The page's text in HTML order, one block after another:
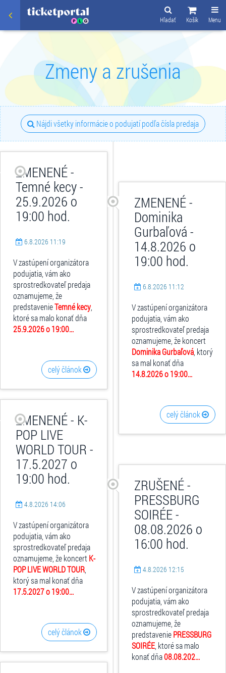
Menu
Košík
Hľadať
Zmeny a zrušenia
Nájdi všetky informácie o podujatí podľa čísla predaja
ZMENENÉ -
Temné kecy -
25.9.2026 o
19:00 hod.
6.8.2026 11:19
V zastúpení organizátora
podujatia, vám ako
sprostredkovateľ predaja
oznamujeme, že
predstavenieTemné kecy
ktoré sa malo konať dňa
25.9.2026 o 19:00...
celý článok
ZMENENÉ -
Dominika
Gurbaľová -
14.8.2026 o
19:00 hod.
6.8.2026 11:12
V zastúpení organizátora
podujatia, vám ako
sprostredkovateľ predaja
oznamujeme, že koncert
Dominika Gurbaľová , ktorý
sa mal konať dňa
14.8.2026 o 19:00...
celý článok
ZMENENÉ - K-
POP LIVE
WORLD TOUR -
17.5.2027 o
19:00 hod.
4.8.2026 14:06
V zastúpení organizátora
podujatia, vám ako
sprostredkovateľ predaja
oznamujeme, že koncert K-
POP LIVE WORLD TOUR
ktorý sa mal konať dňa
17.5.2027 o 19:00...
celý článok
ZRUŠENÉ -
PRESSBURG
SOIRÉE -
08.08.2026 o
16:00 hod.
4.8.2026 12:15
V zastúpení organizátora
podujatia, vám ako
sprostredkovateľ predaja
oznamujeme, že
predstaveniePRESSBURG
SOIRÉE , ktoré sa malo
konať dňa08.08.202...